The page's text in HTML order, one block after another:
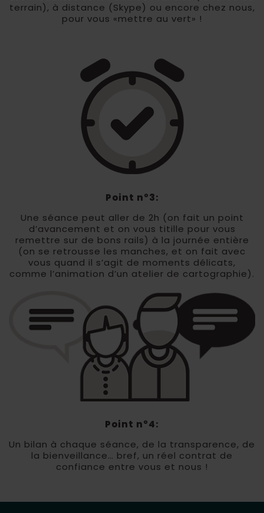
terrain), à distance (Skype) ou encore chez nous,
pour vous «mettre au vert» !
Point n°3:
Une séance peut aller de 2h (on fait un point
d’avancement et on vous titille pour vous
remettre sur de bons rails) à la journée entière
(on se retrousse les manches, et on fait avec
vous quand il s’agit de moments délicats,
comme l’animation d’un atelier de cartographie).
Point n°4:
Un bilan à chaque séance, de la transparence, de
la bienveillance… bref, un réel contrat de
confiance entre vous et nous !